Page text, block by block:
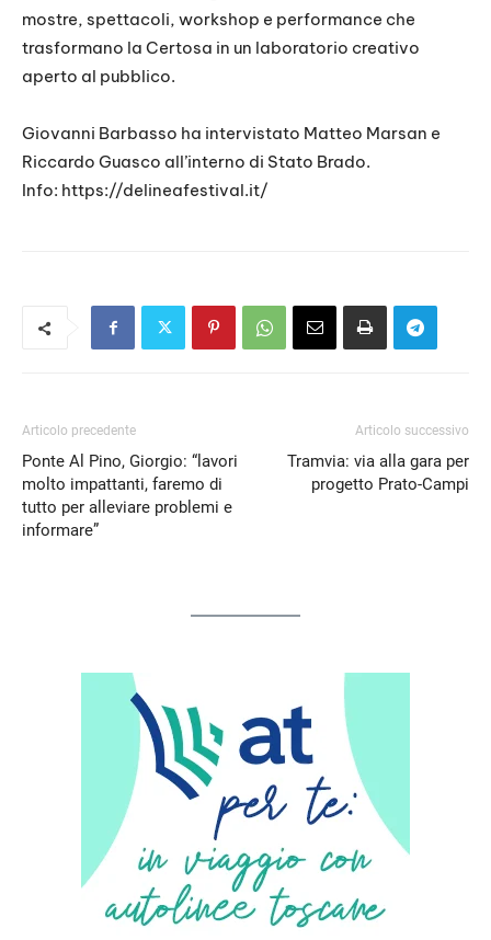
mostre, spettacoli, workshop e performance che
trasformano la Certosa in un laboratorio creativo
aperto al pubblico.
Giovanni Barbasso ha intervistato Matteo Marsan e
Riccardo Guasco all’interno di Stato Brado.
Info: https://delineafestival.it/
Articolo precedente
Ponte Al Pino, Giorgio: “lavori
molto impattanti, faremo di
tutto per alleviare problemi e
informare”
Articolo successivo
Tramvia: via alla gara per
progetto Prato-Campi